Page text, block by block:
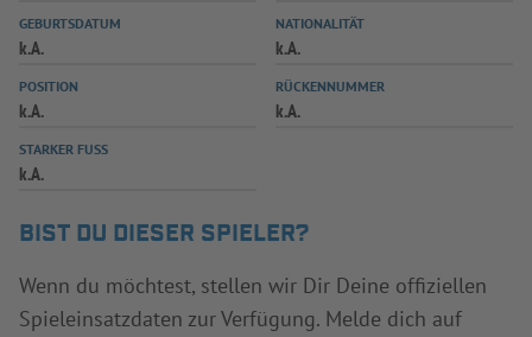
SPIELPLUS
GEBURTSDATUM
k.A.
NATIONALITÄT
k.A.
POSITION
k.A.
RÜCKENNUMMER
k.A.
STARKER FUSS
k.A.
BIST DU DIESER SPIELER?
Wenn du möchtest, stellen wir Dir Deine offiziellen
Spieleinsatzdaten zur Verfügung. Melde dich auf